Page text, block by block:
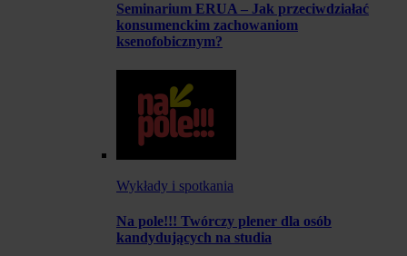
Seminarium ERUA – Jak przeciwdziałać
konsumenckim zachowaniom
ksenofobicznym?
Wykłady i spotkania
Na pole!!! Twórczy plener dla osób
kandydujących na studia